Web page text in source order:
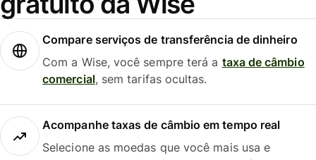
Compare serviços de transferência de dinheiro
Com a Wise, você sempre terá a taxa de câmbio
comercial, sem tarifas ocultas.
Acompanhe taxas de câmbio em tempo real
Selecione as moedas que você mais usa e